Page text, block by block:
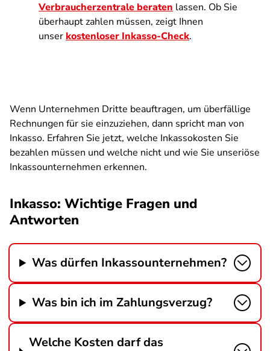
Verbraucherzentrale beraten lassen. Ob Sie
überhaupt zahlen müssen, zeigt Ihnen
unser kostenloser Inkasso-Check.
Wenn Unternehmen Dritte beauftragen, um überfällige
Rechnungen für sie einzuziehen, dann spricht man von
Inkasso. Erfahren Sie jetzt, welche Inkassokosten Sie
bezahlen müssen und welche nicht und wie Sie unseriöse
Inkassounternehmen erkennen.
Inkasso: Wichtige Fragen und
Antworten
Was dürfen Inkassounternehmen?
Was bin ich im Zahlungsverzug?
Welche Kosten darf das